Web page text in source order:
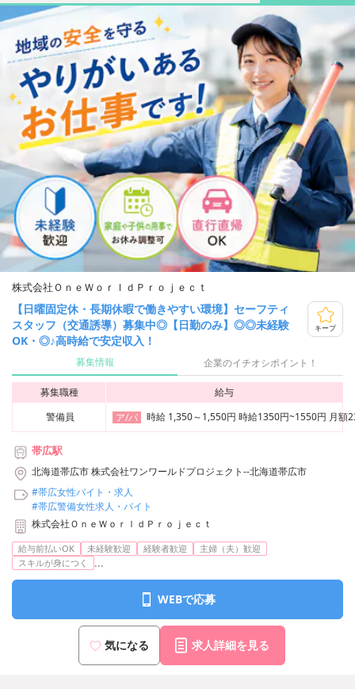
株式会社ＯｎｅＷｏｒｌｄＰｒｏｊｅｃｔ
【日曜固定休・長期休暇で働きやすい環境】セーフティ
スタッフ（交通誘導）募集中◎【日勤のみ】◎◎未経験
OK・◎♪高時給で安定収入！
キープ
募集情報 企業のイチオシポイント！
募集職種
給与
警備員
ア/パ 時給 1,350～1,550円 時給1350円~1550円 月
帯広駅
北海道帯広市 株式会社ワンワールドプロジェクト--北海道帯広市
#帯広女性バイト・求人
#帯広警備女性求人・バイト
株式会社ＯｎｅＷｏｒｌｄＰｒｏｊｅｃｔ
給与前払いOK 未経験歓迎 経験者歓迎
主婦（夫）歓迎
スキルが身につく
...
WEBで応募
気になる 求人詳細を見る